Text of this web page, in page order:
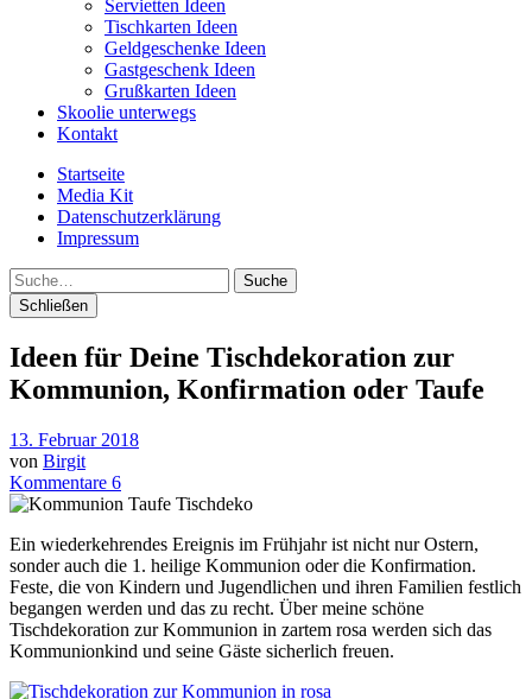
Servietten Ideen
Tischkarten Ideen
Geldgeschenke Ideen
Gastgeschenk Ideen
Grußkarten Ideen
Skoolie unterwegs
Kontakt
Startseite
Media Kit
Datenschutzerklärung
Impressum
Suche
Schließen
Ideen für Deine Tischdekoration zur
Kommunion, Konfirmation oder Taufe
13. Februar 2018
von Birgit
Kommentare 6
Ein wiederkehrendes Ereignis im Frühjahr ist nicht nur Ostern,
sonder auch die 1. heilige Kommunion oder die Konfirmation.
Feste, die von Kindern und Jugendlichen und ihren Familien festlich
begangen werden und das zu recht. Über meine schöne
Tischdekoration zur Kommunion in zartem rosa werden sich das
Kommunionkind und seine Gäste sicherlich freuen.